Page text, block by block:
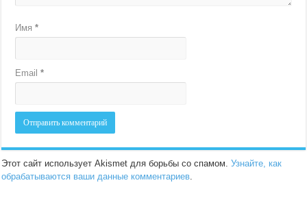
Имя*
Email*
Этот сайт использует Akismet для борьбы со спамом.Узнайте, как
обрабатываются ваши данные комментариев.